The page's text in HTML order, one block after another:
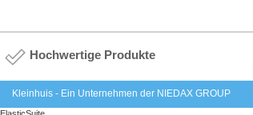
Hochwertige Produkte
Kleinhuis - Ein Unternehmen der NIEDAX GROUP